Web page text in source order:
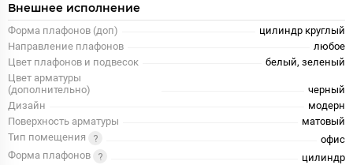
Внешнее исполнение
Форма плафонов (доп)
цилиндр круглый
Направление плафонов
любое
Цвет плафонов и подвесок
белый, зеленый
Цвет арматуры
(дополнительно)
черный
Дизайн
модерн
Поверхность арматуры
матовый
Тип помещения
офис
Форма плафонов
цилиндр